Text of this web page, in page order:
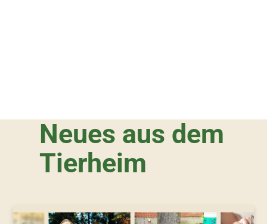
Neues aus dem
Tierheim